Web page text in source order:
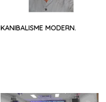
KANIBALISME MODERN.